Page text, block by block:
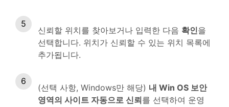
신뢰할 위치를 찾아보거나 입력한 다음 확인을
선택합니다. 위치가 신뢰할 수 있는 위치 목록에
추가됩니다.
(선택 사항, Windows만 해당) 내 Win OS 보안
영역의 사이트 자동으로 신뢰를 선택하여 운영